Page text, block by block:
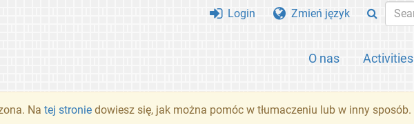
O nas Activities
Login Zmień język
Na tej stronie dowiesz się, jak można pomóc w tłumaczeniu lub w inny sposób.